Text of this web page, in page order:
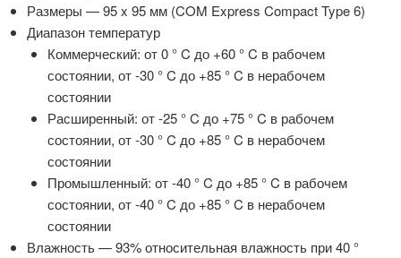
Размеры — 95 x 95 мм (COM Express Compact Type 6)
Диапазон температур
Коммерческий: от 0 ° C до +60 ° C в рабочем
состоянии, от -30 ° C до +85 ° C в нерабочем
состоянии
Расширенный: от -25 ° C до +75 ° C в рабочем
состоянии, от -30 ° C до +85 ° C в нерабочем
состоянии
Промышленный: от -40 ° C до +85 ° C в рабочем
состоянии, от -40 ° C до +85 ° C в нерабочем
состоянии
Влажность — 93% относительная влажность при 40 °